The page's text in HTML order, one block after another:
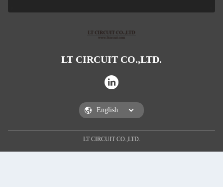
LT CIRCUIT CO.,LTD.
LT CIRCUIT CO.,LTD.